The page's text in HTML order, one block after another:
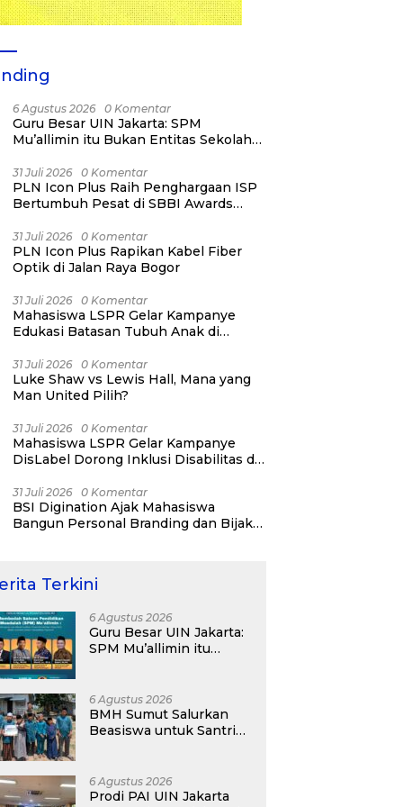
6 Agustus 2026 0 Komentar
Guru Besar UIN Jakarta: SPM
Mu’allimin itu Bukan Entitas Sekolah
31 Juli 2026 0 Komentar
PLN Icon Plus Raih Penghargaan ISP
Bertumbuh Pesat di SBBI Awards
31 Juli 2026 0 Komentar
PLN Icon Plus Rapikan Kabel Fiber
Optik di Jalan Raya Bogor
31 Juli 2026 0 Komentar
Mahasiswa LSPR Gelar Kampanye
Edukasi Batasan Tubuh Anak di
31 Juli 2026 0 Komentar
Luke Shaw vs Lewis Hall, Mana yang
Man United Pilih?
31 Juli 2026 0 Komentar
Mahasiswa LSPR Gelar Kampanye
DisLabel Dorong Inklusi Disabilitas di
31 Juli 2026 0 Komentar
BSI Digination Ajak Mahasiswa
Bangun Personal Branding dan Bijak
Terkini
6 Agustus 2026
Guru Besar UIN Jakarta:
SPM Mu’allimin itu
6 Agustus 2026
BMH Sumut Salurkan
Beasiswa untuk Santri
6 Agustus 2026
Prodi PAI UIN Jakarta